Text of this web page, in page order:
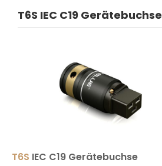
T6S IEC C19 Gerätebuchse
T6S IEC C19 Gerätebuchse